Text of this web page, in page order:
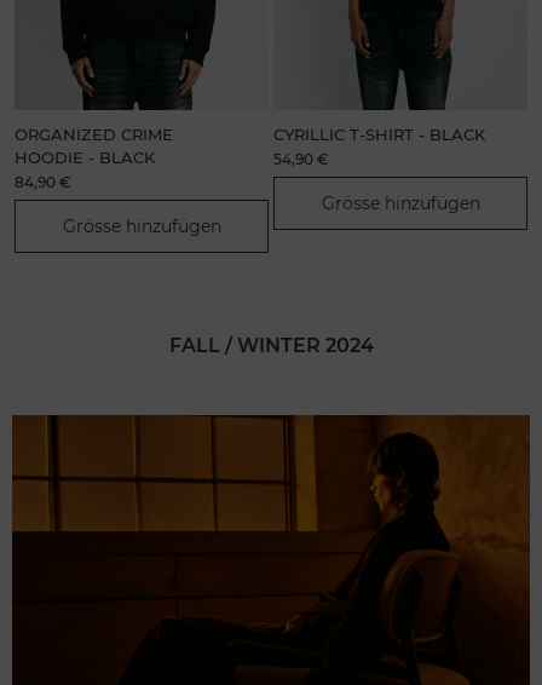
ORGANIZED CRIME
HOODIE - BLACK
84,90 €
Grösse hinzufügen
CYRILLIC T-SHIRT - BLACK
54,90 €
Grösse hinzufügen
FALL / WINTER 2024